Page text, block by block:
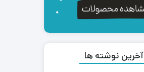
آخرین نوشته ها